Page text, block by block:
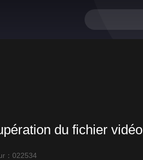
du fichier vidéo
：022534